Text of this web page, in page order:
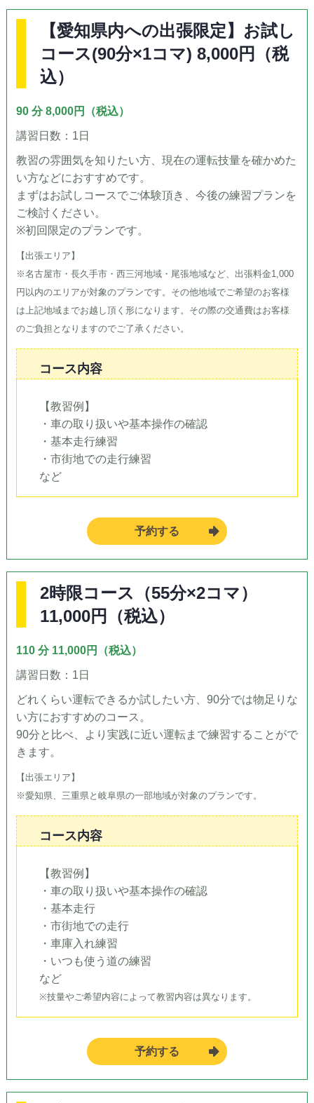
【愛知県内への出張限定】お試し
コース(90分×1コマ) 8,000円（税
込）
90 分 8,000円（税込）
講習日数：1日
教習の雰囲気を知りたい方、現在の運転技量を確かめた
い方などにおすすめです。
まずはお試しコースでご体験頂き、今後の練習プランを
ご検討ください。
※初回限定のプランです。
【出張エリア】
※名古屋市・長久手市・西三河地域・尾張地域など、出張料金1,000
円以内のエリアが対象のプランです。その他地域でご希望のお客様
は上記地域までお越し頂く形になります。その際の交通費はお客様
のご負担となりますのでご了承ください。
コース内容
【教習例】
・車の取り扱いや基本操作の確認
・基本走行練習
・市街地での走行練習
など
予約する
2時限コース（55分×2コマ）
11,000円（税込）
110 分 11,000円（税込）
講習日数：1日
どれくらい運転できるか試したい方、90分では物足りな
い方におすすめのコース。
90分と比べ、より実践に近い運転まで練習することがで
きます。
【出張エリア】
※愛知県、三重県と岐阜県の一部地域が対象のプランです。
コース内容
【教習例】
・車の取り扱いや基本操作の確認
・基本走行
・市街地での走行
・車庫入れ練習
・いつも使う道の練習
など
※技量やご希望内容によって教習内容は異なります。
予約する